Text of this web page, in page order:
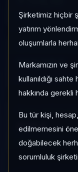
Şirketimiz hiçbir
yatırım
oluşumlarla
Markamızın ve
kullanıldığı
hakkında gerekli
Bu tür kişi,
edilmemesini
doğabilecek
sorumluluk
3 Ay:—
KATEGORI
102/182
Momentum bazlı
PIYASA DEĞERI
#164
Global market cap